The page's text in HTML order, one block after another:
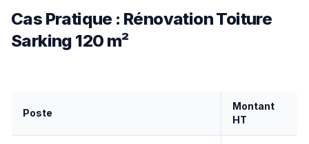
Cas Pratique : Rénovation Toiture
Sarking 120 m²
Poste
Montant
HT